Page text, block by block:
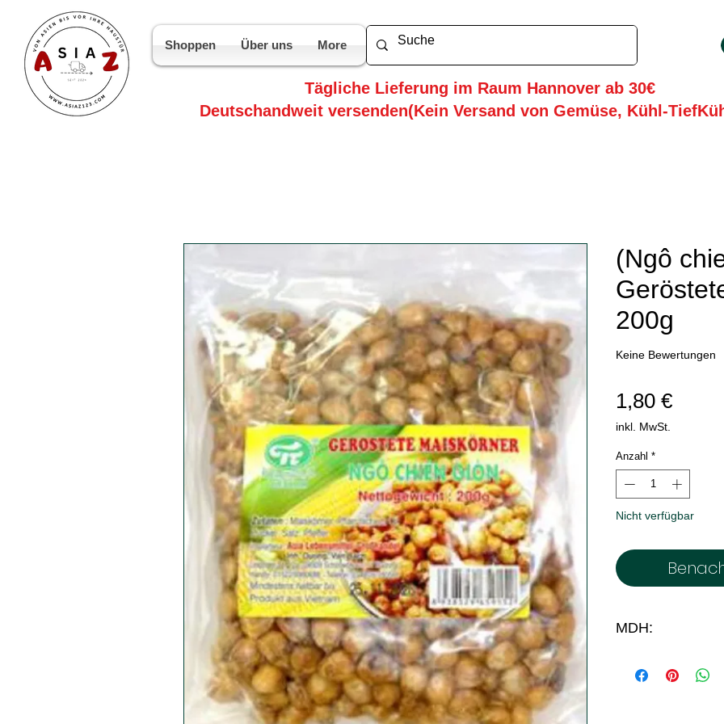
Shoppen Über uns More
Deutschandweit versenden(Kein Versand von Gemüse, Kühl-
Tägliche Lieferung im Raum Hannover ab 30€
(Ngô
200g
Keine Bewertungen
1,80 €Preis
inkl. MwSt.
Anzahl *
Nicht verfügbar
MDH: